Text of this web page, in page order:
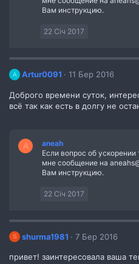
Вам инструкцию.
22 Січ 2017
A Artur0091 11 Бер 2016
Доброго времени суток,
всё так как есть в долгу не
A
aneah
Если вопрос об ускорении
мне сообщение на
Вам инструкцию.
22 Січ 2017
S shurma1981 7 Бер 2016
привет! заинтересовала ваша